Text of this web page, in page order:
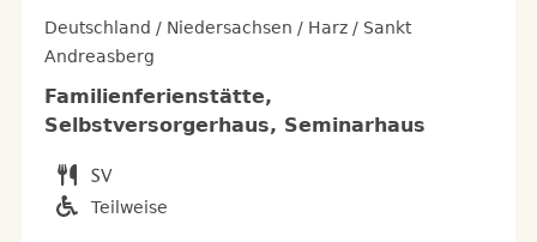
Deutschland / Niedersachsen / Harz / Sankt
Andreasberg
Familienferienstätte,
Selbstversorgerhaus, Seminarhaus
Teilweise